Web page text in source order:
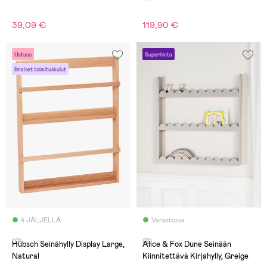
39,09 € 119,90 €
Uutuus
Ilmaiset toimituskulut
4 JÄLJELLÄ
(0)
Hübsch Seinähylly Display Large,
Natural
Superhinta
Varastossa
(2)
Alice & Fox Dune Seinään
Kiinnitettävä Kirjahylly, Greige